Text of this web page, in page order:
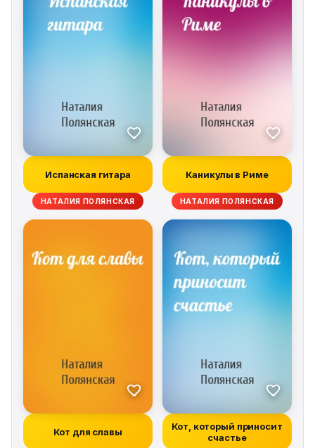
Испанская гитара
НАТАЛИЯ ПОЛЯНСКАЯ
Каникулы в Риме
НАТАЛИЯ ПОЛЯНСКАЯ
Кот для славы
Кот, который приносит
счастье